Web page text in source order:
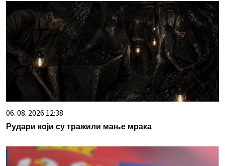
06. 08. 2026 12:38
Рудари који су тражили мање мрака